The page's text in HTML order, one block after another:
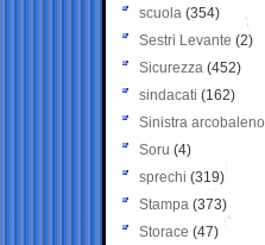
scuola (354)
Sestri Levante (2)
Sicurezza (452)
sindacati (162)
Sinistra arcobaleno
Soru (4)
sprechi (319)
Stampa (373)
Storace (47)